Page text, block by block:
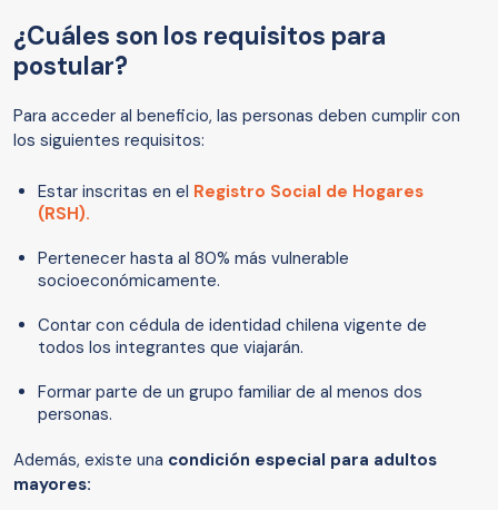
¿Cuáles son los requisitos para
postular?
Para acceder al beneficio, las personas deben cumplir con
los siguientes requisitos:
Estar inscritas en el Registro Social de Hogares
(RSH).
Pertenecer hasta al 80% más vulnerable
socioeconómicamente.
Contar con cédula de identidad chilena vigente de
todos los integrantes que viajarán.
Formar parte de un grupo familiar de al menos dos
personas.
Además, existe una condición especial para adultos
mayores: